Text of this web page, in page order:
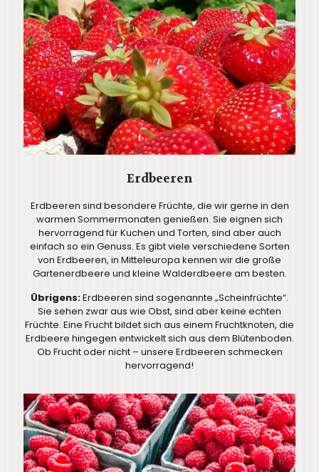
Erdbeeren
Erdbeeren sind besondere Früchte, die wir gerne in den
warmen Sommermonaten genießen. Sie eignen sich
hervorragend für Kuchen und Torten, sind aber auch
einfach so ein Genuss. Es gibt viele verschiedene Sorten
von Erdbeeren, in Mitteleuropa kennen wir die große
Gartenerdbeere und kleine Walderdbeere am besten.
Übrigens:Erdbeeren sind sogenannte „Scheinfrüchte“.
Sie sehen zwar aus wie Obst, sind aber keine echten
Früchte. Eine Frucht bildet sich aus einem Fruchtknoten, die
Erdbeere hingegen entwickelt sich aus dem Blütenboden.
Ob Frucht oder nicht – unsere Erdbeeren schmecken
hervorragend!